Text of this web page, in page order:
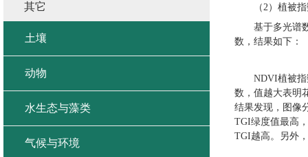
（ 2 ）植被
基于多光谱
数，结果如下：
NDVI植被
数，值越大表明
结果发现，图像
TGI绿度值最高
TGI越高。另外
其它
土壤
动物
水生态与藻类
气候与环境